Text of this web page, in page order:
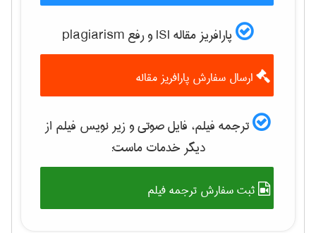
پارافریز مقاله ISI و رفع plagiarism
ارسال سفارش پارافریز مقاله
ترجمه فیلم، فایل صوتی و زیر نویس فیلم از
دیگر خدمات ماست:
ثبت سفارش ترجمه فیلم